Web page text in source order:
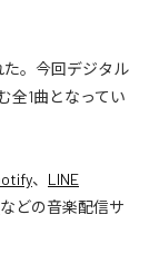
た。今回デジタル
全1曲となってい
、 LINE
などの音楽配信サ